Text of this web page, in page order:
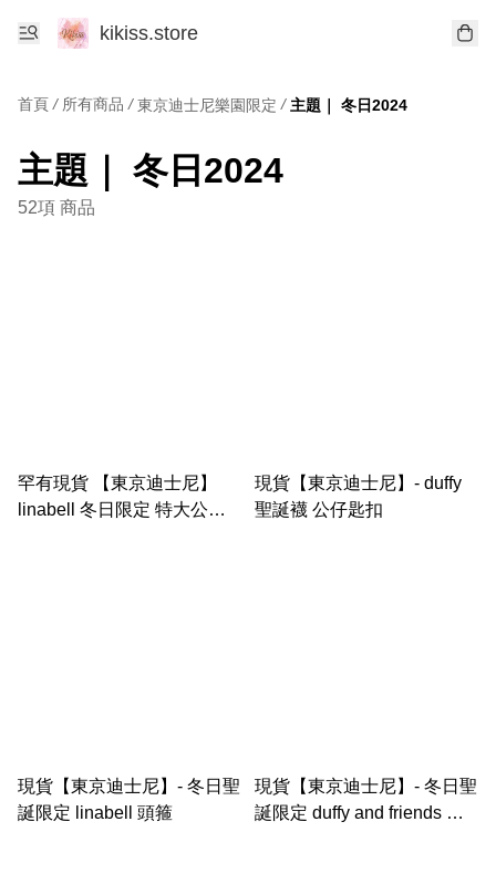
kikiss.store
首頁 / 所有商品 / 東京迪士尼樂園限定 / 主題｜ 冬日2024
主題｜ 冬日2024
52項 商品
罕有現貨 【東京迪士尼】
linabell 冬日限定 特大公仔
現貨【東京迪士尼】- duffy
聖誕襪 公仔匙扣
現貨【東京迪士尼】- 冬日聖
誕限定 linabell 頭箍
現貨【東京迪士尼】- 冬日聖
誕限定 duffy and friends 聖